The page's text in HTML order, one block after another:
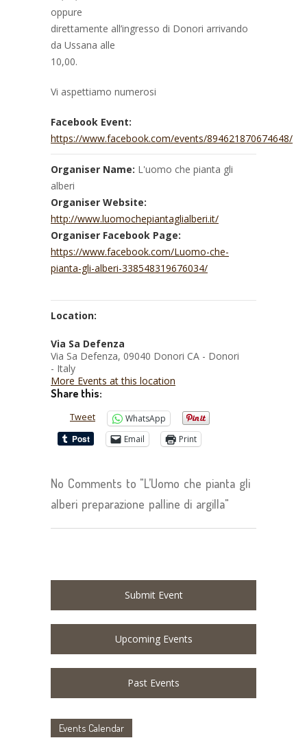
oppure
direttamente all’ingresso di Donori arrivando
da Ussana alle
10,00.
Vi aspettiamo numerosi
Facebook Event:
https://www.facebook.com/events/894621870674648/
Organiser Name: L'uomo che pianta gli
alberi
Organiser Website:
http://www.luomochepiantaglialberi.it/
Organiser Facebook Page:
https://www.facebook.com/Luomo-che-
pianta-gli-alberi-338548319676034/
Location:
Via Sa Defenza
Via Sa Defenza, 09040 Donori CA - Donori
- Italy
More Events at this location
Share this:
Tweet
WhatsApp
Email
Print
No Comments to "L’Uomo che pianta gli
alberi preparazione palline di argilla"
Submit Event
Upcoming Events
Past Events
Events Calendar